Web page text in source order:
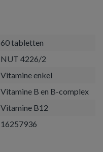
60 tabletten
NUT 4226/2
Vitamine enkel
Vitamine B en B-complex
Vitamine B12
16257936